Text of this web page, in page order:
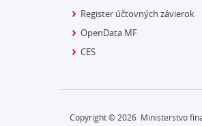
Register účtovných závierok
OpenData MF
CES
Copyright © 2026 Ministerstvo